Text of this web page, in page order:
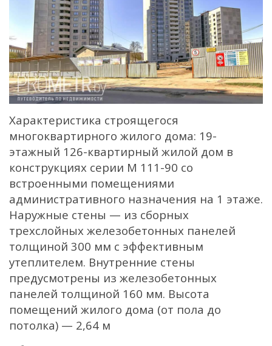
Характеристика строящегося
многоквартирного жилого дома: 19-
этажный 126-квартирный жилой дом в
конструкциях серии М 111-90 со
встроенными помещениями
административного назначения на 1 этаже.
Наружные стены — из сборных
трехслойных железобетонных панелей
толщиной 300 мм с эффективным
утеплителем. Внутренние стены
предусмотрены из железобетонных
панелей толщиной 160 мм. Высота
помещений жилого дома (от пола до
потолка) — 2,64 м